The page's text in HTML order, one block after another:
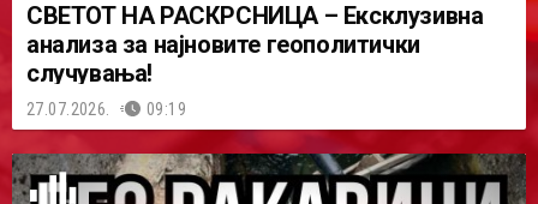
СВЕТОТ НА РАСКРСНИЦА – Ексклузивна
анализа за најновите геополитички
случувања!
27.07.2026. 09:19